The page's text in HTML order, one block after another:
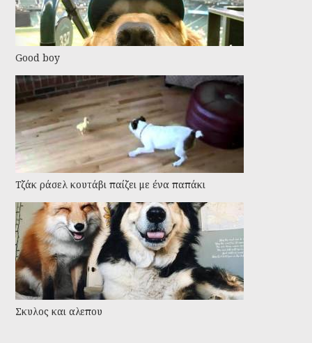
Good boy
Τζάκ ράσελ κουτάβι παίζει με ένα παπάκι
Σκυλος και αλεπου